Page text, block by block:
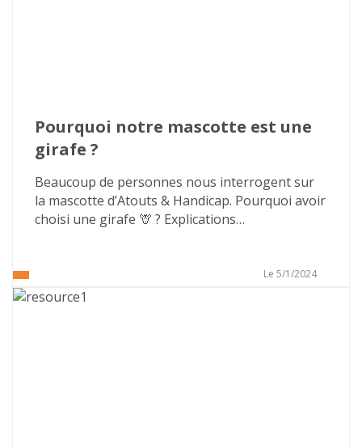
Pourquoi notre mascotte est une
girafe ?
Beaucoup de personnes nous interrogent sur
la mascotte d’Atouts & Handicap. Pourquoi avoir
choisi une girafe 🦒 ? Explications…
Le 5/1/2024